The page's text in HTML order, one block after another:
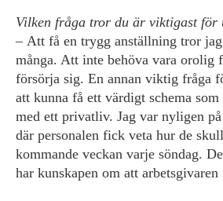
Vilken fråga tror du är viktigast för
– Att få en trygg anställning tror
många. Att inte behöva vara orolig
försörja sig. En annan viktig fråga
att kunna få ett värdigt schema
med ett privatliv. Jag var nyligen
där personalen fick veta hur de
kommande veckan varje söndag.
har kunskapen om att